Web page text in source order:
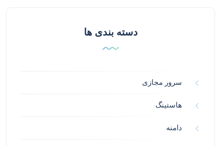
دسته بندی ها
سرور مجازی
هاستینگ
دامنه